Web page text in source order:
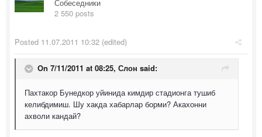
Собеседники
2 550 posts
Posted 11.07.2011 10:32 (edited)
On 7/11/2011 at 08:25, Слон said:
Пахтакор Бунедкор уйинида кимдир стадионга тушиб
келибдимиш. Шу хакда хабарлар борми? Акахонни
ахволи кандай?